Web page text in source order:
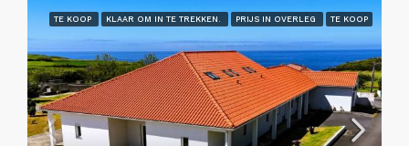
TE KOOP KLAAR OM IN TE TREKKEN. PRIJS IN OVERLEG TE KOOP